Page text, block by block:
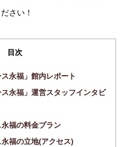
さい！
目次
永福」館内レポート
永福」運営スタッフインタビ
福の料金プラン
福の立地(アクセス)